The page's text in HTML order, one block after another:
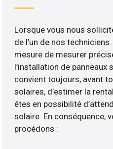
Lorsque vous nous
de l’un de nos
mesure de mesurer
l’installation de panneaux
convient toujours, avant
solaires, d’estimer la
êtes en possibilité
solaire. En conséquence,
procédons :